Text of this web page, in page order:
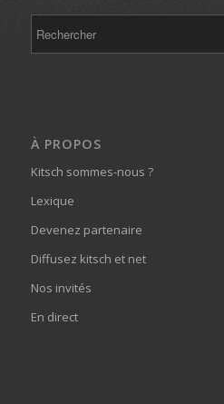
À PROPOS
Kitsch sommes-nous ?
Lexique
Devenez partenaire
Diffusez kitsch et net
Nos invités
En direct